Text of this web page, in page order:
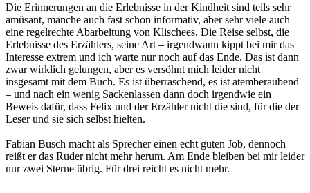
Die Erinnerungen an die Erlebnisse in der Kindheit sind teils sehr
amüsant, manche auch fast schon informativ, aber sehr viele auch
eine regelrechte Abarbeitung von Klischees. Die Reise selbst, die
Erlebnisse des Erzählers, seine Art – irgendwann kippt bei mir das
Interesse extrem und ich warte nur noch auf das Ende. Das ist dann
zwar wirklich gelungen, aber es versöhnt mich leider nicht
insgesamt mit dem Buch. Es ist überraschend, es ist atemberaubend
– und nach ein wenig Sackenlassen dann doch irgendwie ein
Beweis dafür, dass Felix und der Erzähler nicht die sind, für die der
Leser und sie sich selbst hielten.
Fabian Busch macht als Sprecher einen echt guten Job, dennoch
reißt er das Ruder nicht mehr herum. Am Ende bleiben bei mir leider
nur zwei Sterne übrig. Für drei reicht es nicht mehr.